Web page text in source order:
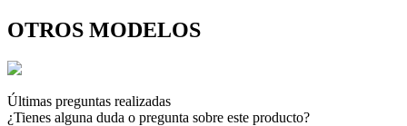
OTROS MODELOS
Últimas preguntas realizadas
¿Tienes alguna duda o pregunta sobre este producto?